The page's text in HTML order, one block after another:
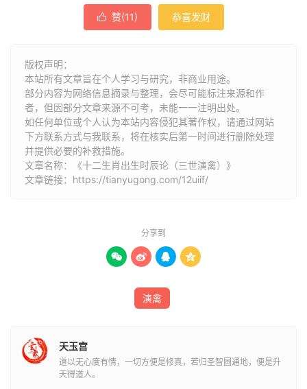
未时生人一犁春雨后，饱卧牧童前。
申时生人深山独觅食，独步见高低。
戌时生人牧童骑昔称，溪口趁斜辉。
亥时生人觅食东效外，归时缓缓行。
寅年生人肖虎
子时生人出生伤一箭，官讼急须防。
丑时生人扶持如遇贵，金榜决提名。
寅时生人身非晋凭姓，捕虎力难胜。
卯时生人负隅独立，气欲吞牛。
巳时生人不似山前石，当年李广奇。
午时生人啸来山谷震，动物尽皆逃。
未时生人见羊难释放，势必急须离。
酉时生人园中收日久，猛气已消除。
亥时生人耽耽非可比，蔚起接人文。
卯年生人肖兔
 赞(11) 恭喜发财
版权声明：
本站所有文章旨在个人学习与研究，非商业用途。
部分内容为网络信息摘录与整理，会尽可能标注来源和作
者，但因部分文章来源不可考，未能一一注明出处。
如任何单位或个人认为本站内容侵犯其著作权，请通过网站
下方联系方式与我联系​​，将在核实后第一时间进行删除处理
并提供必要的补救措施。
文章名称：《十二生肖出生时辰论（三世演禽）》
文章链接： https://tianyugong.com/12uiif/
分享到
   
演禽
天玉宫
道以无心度有情，一切方便是修真，若归圣智圆通地，便是升
天得道人。